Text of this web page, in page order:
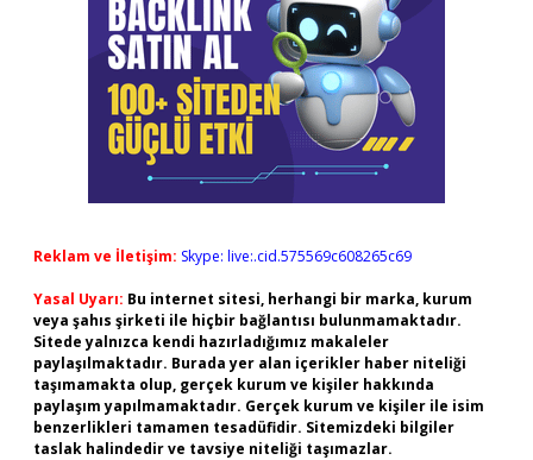
Reklam ve İletişim: Skype: live:.cid.575569c608265c69
Yasal Uyarı: Bu internet sitesi, herhangi bir marka, kurum
veya şahıs şirketi ile hiçbir bağlantısı bulunmamaktadır.
Sitede yalnızca kendi hazırladığımız makaleler
paylaşılmaktadır. Burada yer alan içerikler haber niteliği
taşımamakta olup, gerçek kurum ve kişiler hakkında
paylaşım yapılmamaktadır. Gerçek kurum ve kişiler ile isim
benzerlikleri tamamen tesadüfidir. Sitemizdeki bilgiler
taslak halindedir ve tavsiye niteliği taşımazlar.